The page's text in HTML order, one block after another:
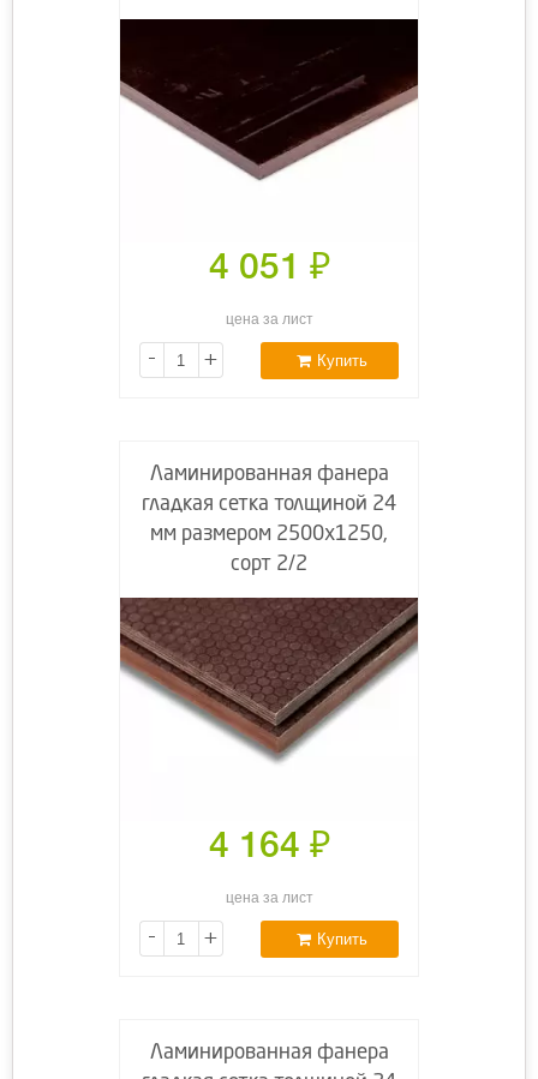
4 051 ₽
цена за лист
- + Купить
Ламинированная фанера
гладкая сетка толщиной 24
мм размером 2500х1250,
сорт 2/2
4 164 ₽
цена за лист
- + Купить
Ламинированная фанера